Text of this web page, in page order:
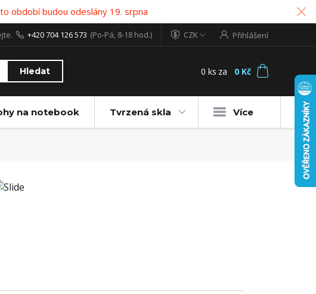
období budou odeslány 19. srpna
CZK Přihlášení
Hledat
+420 704 126 573 (Po-Pá, 8-18 hod.)
0 ks za 0 Kč
na notebook Tvrzená skla Více